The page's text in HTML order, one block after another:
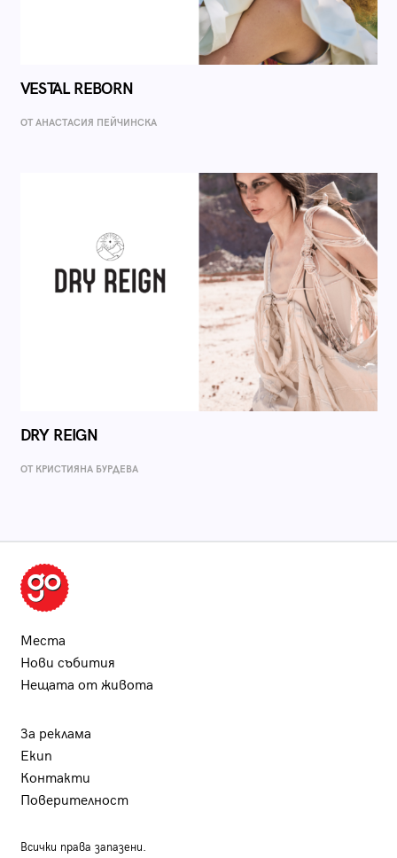
VESTAL REBORN
ОТ AНАСТАСИЯ ПЕЙЧИНСКА
DRY REIGN
ОТ КРИСТИЯНА БУРДЕВА
Места
Нови събития
Нещата от живота
За реклама
Екип
Контакти
Поверителност
Всички права запазени.